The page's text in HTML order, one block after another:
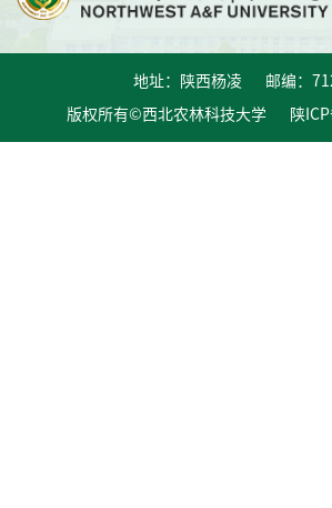
地址：陕西杨凌 邮编：
版权所有©西北农林科技大学 陕ICP